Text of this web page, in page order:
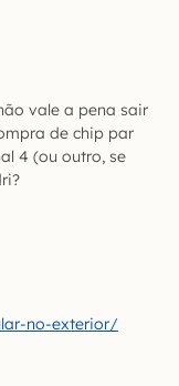
vale a pena sair
de chip par
4 (ou outro, se
no-exterior/